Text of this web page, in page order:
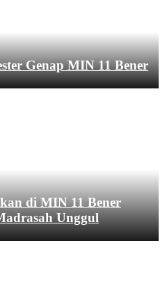
Genap MIN 11 Bener
di MIN 11 Bener
Unggul